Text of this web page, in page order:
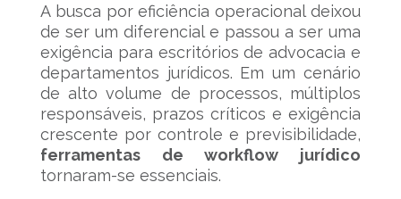
A busca por eficiência operacional deixou
de ser um diferencial e passou a ser uma
exigência para escritórios de advocacia e
departamentos jurídicos. Em um cenário
de alto volume de processos, múltiplos
responsáveis, prazos críticos e exigência
crescente por controle e previsibilidade,
ferramentas de workflow jurídico
tornaram-se essenciais.